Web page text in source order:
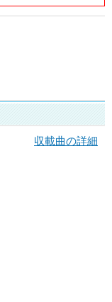
収載曲の詳細